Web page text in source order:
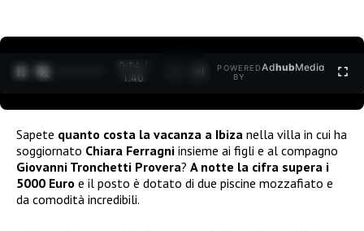
0:15 /
1:40
POWERED
BY
AdhubMedia
Sapete quanto costa la vacanza a Ibiza nella villa in cui ha
soggiornato Chiara Ferragni insieme ai figli e al compagno
Giovanni Tronchetti Provera? A notte la cifra supera i
5000 Euro e il posto è dotato di due piscine mozzafiato e
da comodità incredibili.